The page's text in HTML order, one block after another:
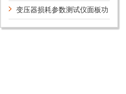
理 变压器损耗参数测试仪面板功
能介绍